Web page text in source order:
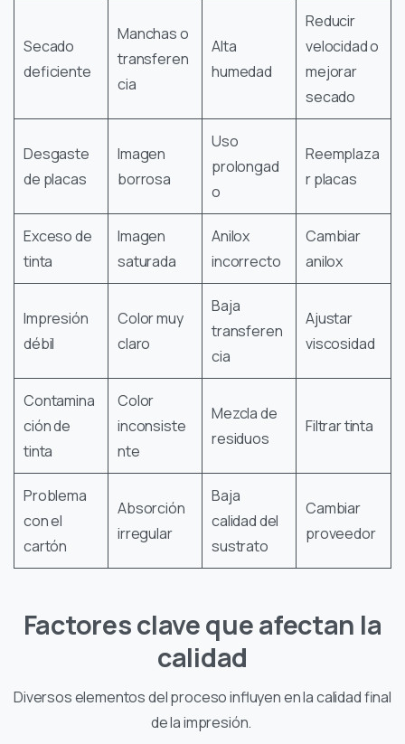
Secado
deficiente
Manchas o
transferen
cia
Alta
humedad
Reducir
velocidad o
mejorar
secado
Desgaste
de placas
Imagen
borrosa
Uso
prolongad
o
Reemplaza
r placas
Exceso de
tinta
Imagen
saturada
Anilox
incorrecto
Cambiar
anilox
Impresión
débil
Color muy
claro
Baja
transferen
cia
Ajustar
viscosidad
Contamina
ción de
tinta
Color
inconsiste
nte
Mezcla de
residuos
Filtrar tinta
Problema
con el
cartón
Absorción
irregular
Baja
calidad del
sustrato
Cambiar
proveedor
Factores clave que afectan la
calidad
Diversos elementos del proceso influyen en la calidad final
de la impresión.